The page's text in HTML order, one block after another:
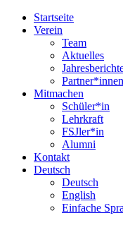
Startseite
Verein
Team
Aktuelles
Partner*innen
Mitmachen
Schüler*in
Lehrkraft
FSJler*in
Alumni
Kontakt
Deutsch
Deutsch
English
Einfache